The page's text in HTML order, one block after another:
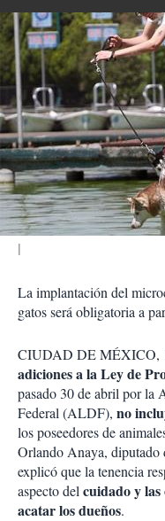
s
d
e
c
o
m
p
a
r
t
i
r
La implantación del
gatos será obligatoria a
CIUDAD DE MÉXICO,
adiciones a la Ley de
pasado 30 de abril por la
Federal (ALDF), no
los poseedores de
Orlando Anaya,
explicó que la tenencia
aspecto del cuidado y
acatar los dueños.